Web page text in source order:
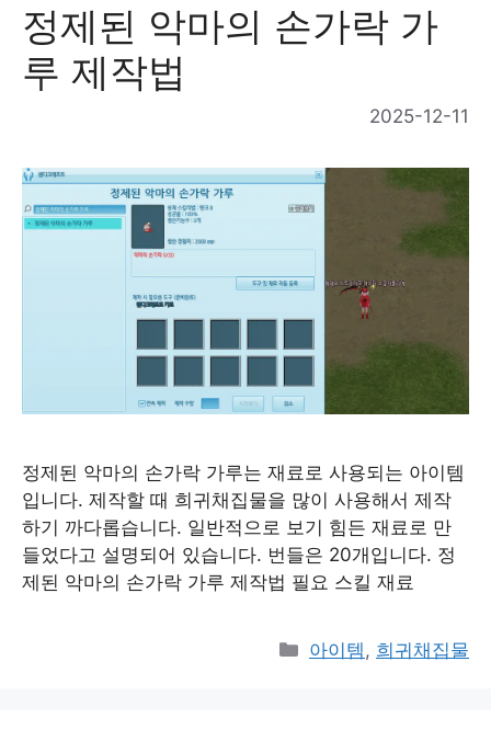
정제된 악마의 손가락 가
루 제작법
2025-12-11
정제된 악마의 손가락 가루는 재료로 사용되는 아이템
입니다. 제작할 때 희귀채집물을 많이 사용해서 제작
하기 까다롭습니다. 일반적으로 보기 힘든 재료로 만
들었다고 설명되어 있습니다. 번들은 20개입니다. 정
제된 악마의 손가락 가루 제작법 필요 스킬 재료
Categories
아이템 , 희귀채집물